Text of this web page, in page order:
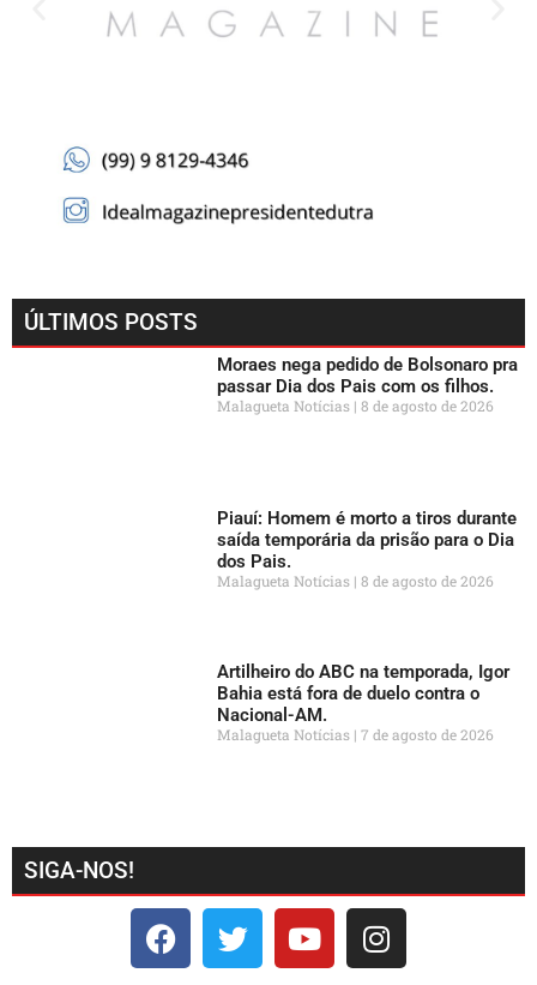
ÚLTIMOS POSTS
Moraes nega pedido de Bolsonaro pra
passar Dia dos Pais com os filhos.
Malagueta Notícias 8 de agosto de 2026
Piauí: Homem é morto a tiros durante
saída temporária da prisão para o Dia
dos Pais.
Malagueta Notícias 8 de agosto de 2026
Artilheiro do ABC na temporada, Igor
Bahia está fora de duelo contra o
Nacional-AM.
Malagueta Notícias 7 de agosto de 2026
SIGA-NOS!